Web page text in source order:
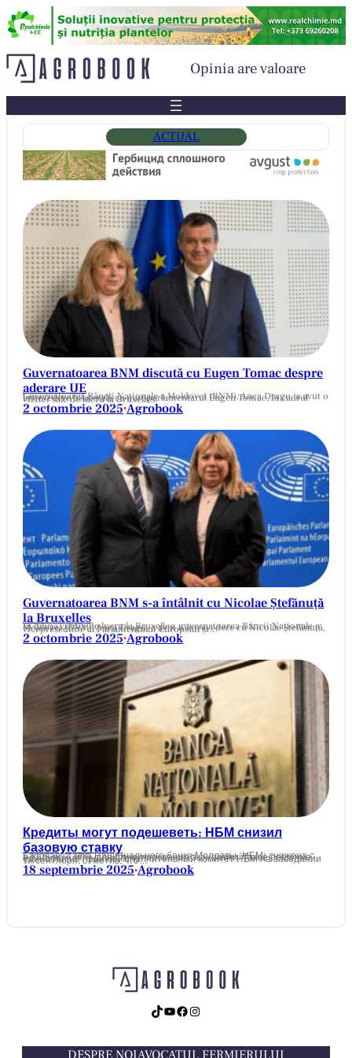
Sari
la
Opinia are valoare
ACTUAL
Guvernatoarea BNM discută cu Eugen Tomac despre
aderare UE
Guvernatoarea Băncii Naționale a Moldovei (BNM), Anca Dragu, a avut o întrevedere bilaterală cu europarlamentarul Eugen Tomac, în cadrul vizitei sale de lucru la Bruxelles.
2 octombrie 2025•Agrobook
Guvernatoarea BNM s-a întâlnit cu Nicolae Ștefănuță
la Bruxelles
În marja vizitei de lucru la Bruxelles, guvernatoarea Băncii Naționale a Moldovei (BNM), Anca Dragu, a avut o întrevedere cu Nicolae Ștefănuță, vicepreședinte al Parlamentului European și…
2 octombrie 2025•Agrobook
Кредиты могут подешеветь: НБМ снизил
базовую ставку
Базовая ставка Национального банка Молдовы (НБМ) снижена с 6,25% до 6,00% для стимулирования экономики. Такое решение единогласно принял Исполнительный комитет НБМ на заседании 18 сентября, отметив, что…
18 septembrie 2025•Agrobook
TikTok YouTube Facebook Instagram